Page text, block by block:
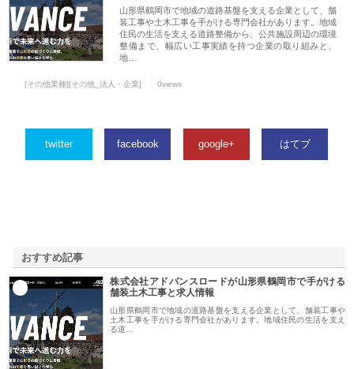
山形県鶴岡市で地域の道路基盤を支える企業として、舗
装工事や土木工事を手がける専門会社があります。地域
住民の生活を支える道路整備から、公共施設周辺の環境
整備まで、幅広い工事実績を持つ企業の取り組みと、
地…
[その他業種][その他_法人・企業] 0views
twitter facebook google+ はてブ
おすすめ記事
株式会社アドバンスロードが山形県鶴岡市で手がける
舗装土木工事と求人情報
山形県鶴岡市で地域の道路基盤を支える企業として、舗装工事や
土木工事を手がける専門会社があります。地域住民の生活を支え
る道…